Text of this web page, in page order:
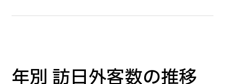
年別 訪日外客数の推移